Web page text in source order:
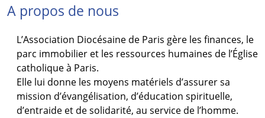
A propos de nous
L’Association Diocésaine de Paris gère les finances, le
parc immobilier et les ressources humaines de l’Église
catholique à Paris.
Elle lui donne les moyens matériels d’assurer sa
mission d’évangélisation, d’éducation spirituelle,
d’entraide et de solidarité, au service de l’homme.